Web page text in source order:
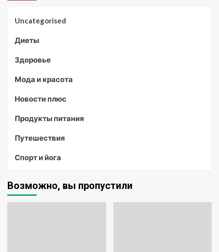
Uncategorised
Диеты
Здоровье
Мода и красота
Новости плюс
Продукты питания
Путешествия
Спорт и йога
Возможно, вы пропустили